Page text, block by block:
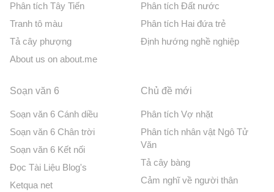
Phân tích Tây Tiến
Tranh tô màu
Tả cây phượng
About us on about.me
Phân tích Đất nước
Phân tích Hai đứa trẻ
Định hướng nghề nghiệp
Soạn văn 6
Soạn văn 6 Cánh diều
Soạn văn 6 Chân trời
Soạn văn 6 Kết nối
Đọc Tài Liệu Blog's
Ketqua net
Chủ đề mới
Phân tích Vợ nhặt
Phân tích nhân vật Ngô Tử
Văn
Tả cây bàng
Cảm nghĩ về người thân